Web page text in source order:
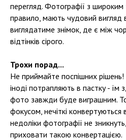
перегляд. Фотографії з
правило, мають чудовий вигляд
виглядатиме знімок, де є між
відтінків сірого.
Трохи порад...
Не приймайте поспішних
іноді потрапляють в пастку - їм
фото завжди буде виграшним.
фокусом, нечіткі конвертуються
недоліки фотографії не
приховати такою конвертацією.